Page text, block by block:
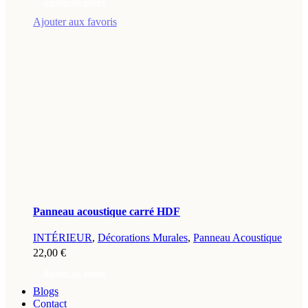
Ajouter aux favoris
Panneau acoustique carré HDF
INTÉRIEUR, Décorations Murales, Panneau Acoustique
22,00 €
Blogs
Contact